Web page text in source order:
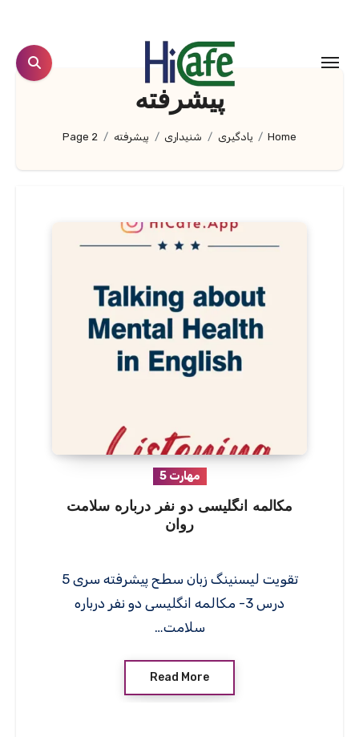
content
پیشرفته
Home یادگیری شنیداری پیشرفته Page 2
مهارت 5
مکالمه انگلیسی دو نفر درباره سلامت
روان
تقویت لیسنینگ زبان سطح پیشرفته سری 5
درس 3- مکالمه انگلیسی دو نفر درباره
سلامت…
Read More